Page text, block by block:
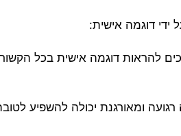
להראות דוגמה אישית בכל הקשור
ומאורגנת יכולה להשפיע